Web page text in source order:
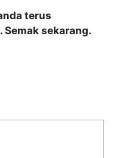
terus
sekarang.